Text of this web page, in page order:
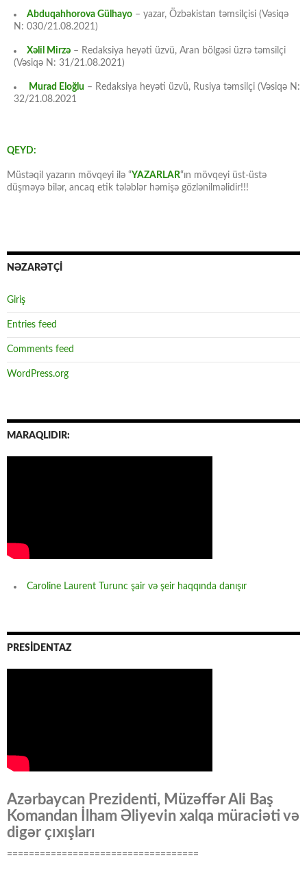
Abduqahhorova Gülhayo – yazar, Özbəkistan təmsilçisi (Vəsiqə
N: 030/21.08.2021)
Xəlil Mirzə – Redaksiya heyəti üzvü, Aran bölgəsi üzrə təmsilçi
(Vəsiqə N: 31/21.08.2021)
Murad Eloğlu – Redaksiya heyəti üzvü, Rusiya təmsilçi (Vəsiqə N:
32/21.08.2021
QEYD:
Müstəqil yazarın mövqeyi ilə “YAZARLAR“ın mövqeyi üst-üstə
düşməyə bilər, ancaq etik tələblər həmişə gözlənilməlidir!!!
NƏZARƏTÇİ
Giriş
Entries feed
Comments feed
WordPress.org
MARAQLIDIR:
Caroline Laurent Turunc şair və şeir haqqında danışır
PRESİDENTAZ
Azərbaycan Prezidenti, Müzəffər Ali Baş
Komandan İlham Əliyevin xalqa müraciəti və
digər çıxışları
===================================